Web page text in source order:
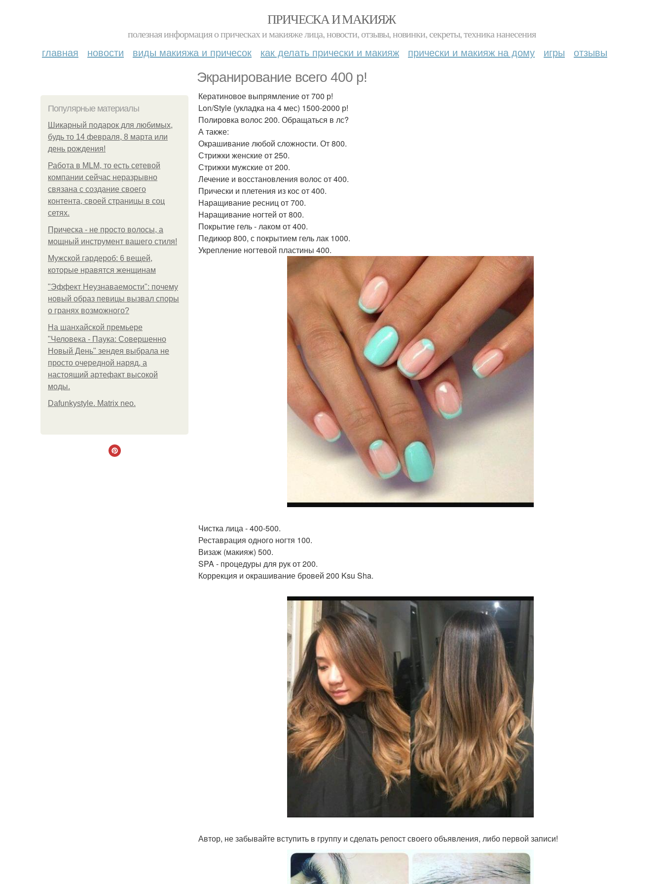
ПРИЧЕСКА И МАКИЯЖ
полезная информация о прическах и макияже лица, новости, отзывы, новинки, секреты, техника нанесения
главная новости виды макияжа и причесок как делать прически и макияж прически и макияж на дому игры отзывы
Экранирование всего 400 р!
Популярные материалы
Шикарный подарок для любимых,
будь то 14 февраля, 8 марта или
день рождения!
Работа в MLM, то есть сетевой
компании сейчас неразрывно
связана с создание своего
контента, своей страницы в соц
сетях.
Прическа - не просто волосы, а
мощный инструмент вашего стиля!
Мужской гардероб: 6 вещей,
которые нравятся женщинам
"Эффект Неузнаваемости": почему
новый образ певицы вызвал споры
о гранях возможного?
На шанхайской премьере
"Человека - Паука: Совершенно
Новый День" зендея выбрала не
просто очередной наряд, а
настоящий артефакт высокой
моды.
Dafunkystyle. Matrix neo.
Кератиновое выпрямление от 700 р!
Lon/Style (укладка на 4 мес) 1500-2000 р!
Полировка волос 200. Обращаться в лс?
А также:
Окрашивание любой сложности. От 800.
Стрижки женские от 250.
Стрижки мужские от 200.
Лечение и восстановления волос от 400.
Прически и плетения из кос от 400.
Наращивание ресниц от 700.
Наращивание ногтей от 800.
Покрытие гель - лаком от 400.
Педикюр 800, с покрытием гель лак 1000.
Укрепление ногтевой пластины 400.
Чистка лица - 400-500.
Реставрация одного ногтя 100.
Визаж (макияж) 500.
SPA - процедуры для рук от 200.
Коррекция и окрашивание бровей 200 Ksu Sha.
Автор, не забывайте вступить в группу и сделать репост своего объявления, либо первой записи!